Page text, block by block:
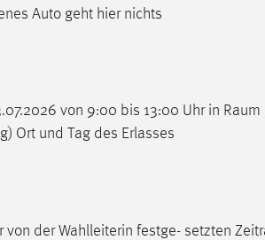
Auto geht hier nichts
von 9:00 bis 13:00 Uhr in Raum
Ort und Tag des Erlasses
der Wahlleiterin festge- setzten